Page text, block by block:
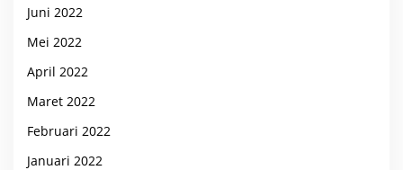
Juni 2022
Mei 2022
April 2022
Maret 2022
Februari 2022
Januari 2022